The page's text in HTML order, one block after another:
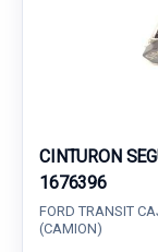
CINTURON
1676396
FORD TRANSIT
(CAMION)